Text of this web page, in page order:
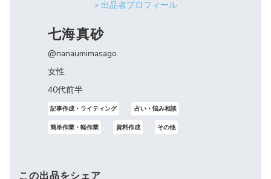
> 出品者プロフィール
七海真砂
@nanaumimasago
女性
40代前半
記事作成・ライティング 占い・悩み相談
簡単作業・軽作業 資料作成 その他
この出品をシェア